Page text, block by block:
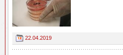
22.04.2019